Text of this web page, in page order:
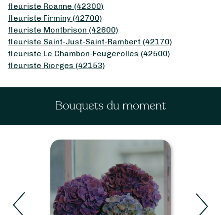
fleuriste Roanne (42300)
fleuriste Firminy (42700)
fleuriste Montbrison (42600)
fleuriste Saint-Just-Saint-Rambert (42170)
fleuriste Le Chambon-Feugerolles (42500)
fleuriste Riorges (42153)
Bouquets du moment